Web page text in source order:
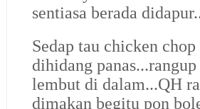
sentiasa berada
Sedap tau chicken
dihidang
lembut di dalam...QH
dimakan begitu pon